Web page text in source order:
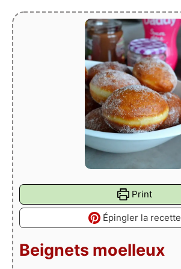
Print
Épingler la recette
Beignets moelleux